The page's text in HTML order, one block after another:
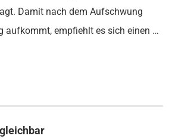
Damit nach dem Aufschwung
aufkommt, empfiehlt es sich einen …